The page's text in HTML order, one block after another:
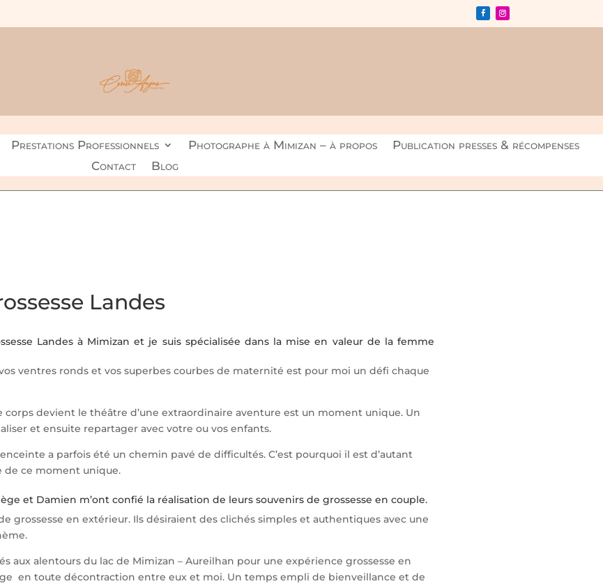
Prestations Professionnels Photographe à Mimizan – à propos
Publication presses & récompenses
Contact
Blog
Landes
Landes à Mimizan et je suis spécialisée dans la mise en valeur de la femme
ventres ronds et vos superbes courbes de maternité est pour moi un défi chaque
devient le théâtre d’une extraordinaire aventure est un moment unique. Un
et ensuite repartager avec votre ou vos enfants.
a parfois été un chemin pavé de difficultés. C’est pourquoi il est d’autant
de ce moment unique.
et Damien m’ont confié la réalisation de leurs souvenirs de grossesse en couple.
grossesse en extérieur. Ils désiraient des clichés simples et authentiques avec une
aux alentours du lac de Mimizan – Aureilhan pour une expérience grossesse en
en toute décontraction entre eux et moi. Un temps empli de bienveillance et de